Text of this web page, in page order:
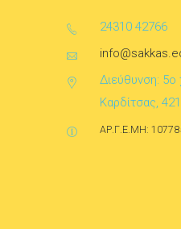
24310 42766
Διεύθυνση: 5ο
Καρδίτσας,
ΑΡ.Γ.Ε.ΜΗ: